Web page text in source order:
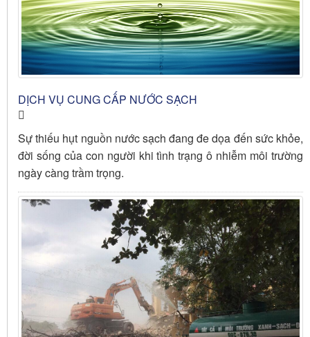
DỊCH VỤ CUNG CẤP NƯỚC SẠCH
Sự thiếu hụt nguồn nước sạch đang đe dọa đến sức khỏe,
đời sống của con người khi tình trạng ô nhiễm môi trường
ngày càng trầm trọng.